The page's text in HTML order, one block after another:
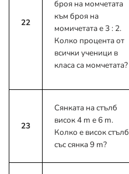
22
броя на момчетата
към броя на
момичетата е 3 : 2.
Колко процента от
всички ученици в
класа са момчетата?
23
Сянката на стълб
висок 4 m е 6 m.
Колко е висок стълб
със сянка 9 m?